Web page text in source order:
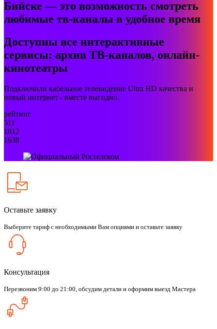
Бийске — это возможность смотреть
любимые тв-каналы в удобное время
Доступны все интерактивные
сервисы: архив ТВ-каналов, онлайн-
кинотеатры
Подключили кабельное телевидение Ultra HD качества и
новый интернет - вместе выгодно.
рейтинг
511
1812
1638
Оставьте заявку
Выберите тариф с необходимыми Вам опциями и оставьте заявку
Консультация
Перезвоним 9:00 до 21:00, обсудим детали и оформим выезд Мастера